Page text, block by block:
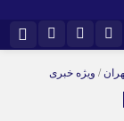
/ ویژه خبری